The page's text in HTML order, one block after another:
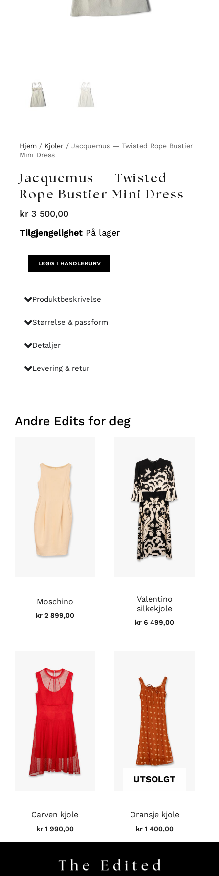
Hjem / Kjoler / Jacquemus — Twisted Rope Bustier
Mini Dress
Jacquemus — Twisted
Rope Bustier Mini Dress
kr 3 500,00
Tilgjengelighet På lager
Jacquemus
Bustier
Dress
LEGG I HANDLEKURV
Produktbeskrivelse
Størrelse & passform
Detaljer
Levering & retur
Andre Edits for deg
Moschino
kr2 899,00
Valentino
silkekjole
kr 6 499,00
Carven kjole
kr1 990,00
UTSOLGT
Oransje kjole
kr1 400,00